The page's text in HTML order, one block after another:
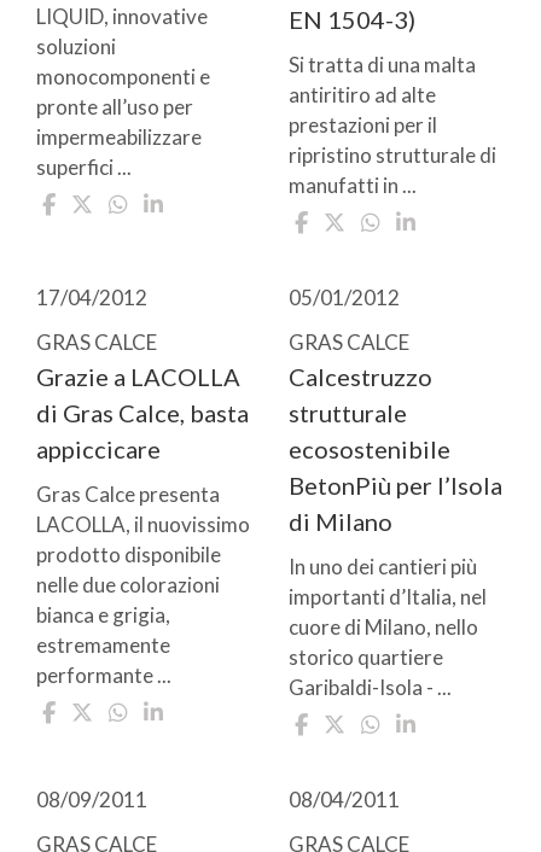
LIQUID, innovative
soluzioni
monocomponenti e
pronte all’uso per
impermeabilizzare
superfici ...
EN 1504-3)
Si tratta di una malta
antiritiro ad alte
prestazioni per il
ripristino strutturale di
manufatti in ...
17/04/2012
GRAS CALCE
Grazie a LACOLLA
di Gras Calce, basta
appiccicare
Gras Calce presenta
LACOLLA, il nuovissimo
prodotto disponibile
nelle due colorazioni
bianca e grigia,
estremamente
performante ...
05/01/2012
GRAS CALCE
Calcestruzzo
strutturale
ecosostenibile
BetonPiù per l’Isola
di Milano
In uno dei cantieri più
importanti d’Italia, nel
cuore di Milano, nello
storico quartiere
Garibaldi-Isola - ...
08/09/2011
GRAS CALCE
08/04/2011
GRAS CALCE